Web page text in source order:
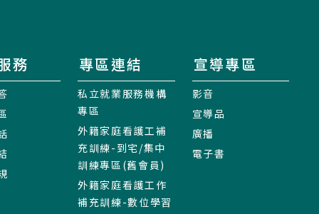
務 專區連結
私立就業服務機構
專區
外籍家庭看護工補
充訓練-到宅/集中
訓練專區(舊會員)
外籍家庭看護工作
補充訓練-數位學習
宣導專區
影音
宣導品
廣播
電子書